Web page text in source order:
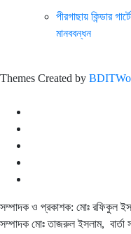
পীরগাছায় কিন্ডার
মানববন্ধন
Themes Created by
সম্পাদক ও প্রকাশক: মোঃ রফিকুল
সম্পাদক মোঃ তাজরুল‌‌ ইসলাম, বার্তা